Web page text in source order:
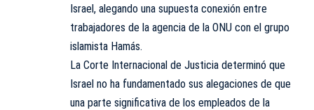
Israel, alegando una supuesta conexión entre
trabajadores de la agencia de la ONU con el grupo
islamista Hamás.
La Corte Internacional de Justicia determinó que
Israel no ha fundamentado sus alegaciones de que
una parte significativa de los empleados de la